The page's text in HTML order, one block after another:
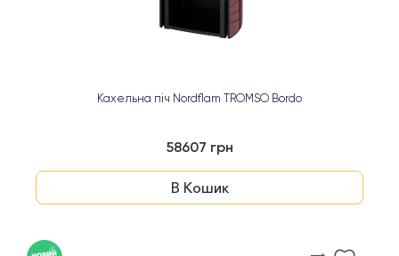
Кахельна піч Nordflam TROMSO Bordo
58607 грн
В Кошик